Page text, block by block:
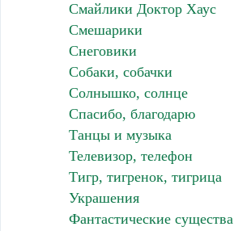
Смайлики Доктор Хаус
Смешарики
Снеговики
Собаки, собачки
Солнышко, солнце
Спасибо, благодарю
Танцы и музыка
Телевизор, телефон
Тигр, тигренок, тигрица
Украшения
Фантастические существа